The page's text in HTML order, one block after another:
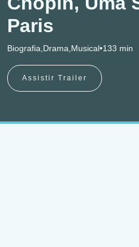
Paris
Biografia,Drama,Musical•133 min
Assistir Trailer